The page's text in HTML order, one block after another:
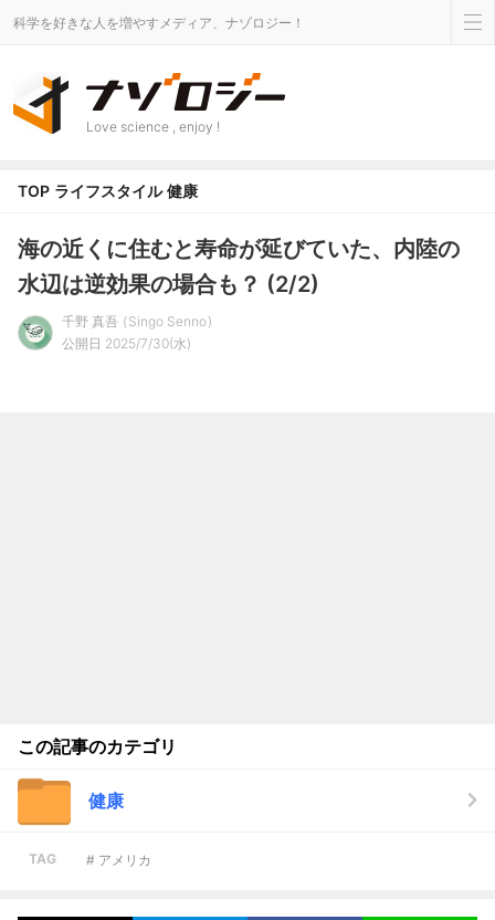
科学を好きな人を増やすメディア、ナゾロジー！
Love science , enjoy !
TOP ライフスタイル 健康
海の近くに住むと寿命が延びていた、内陸の
水辺は逆効果の場合も？ (2/2)
千野 真吾
Singo Senno
公開日 2025/7/30(水)
この記事のカテゴリ
健康
TAG # アメリカ